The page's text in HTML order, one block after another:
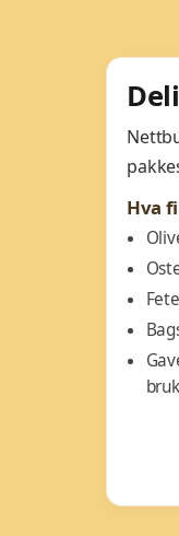
Hva